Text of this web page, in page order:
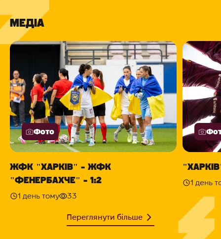
МЕДІА
Фото
ЖФК "ХАРКІВ" - ЖФК
"ФЕНЕРБАХЧЕ" - 1:2
1 день тому 33
1 день
Переглянути більше